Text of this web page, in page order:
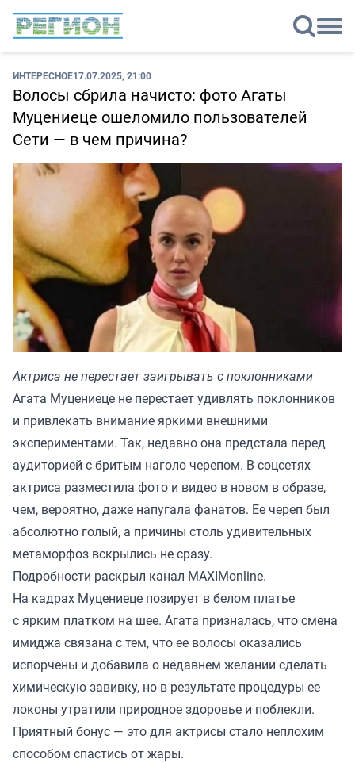
ИНТЕРЕСНОЕ17.07.2025, 21:00
Волосы сбрила начисто: фото Агаты
Муцениеце ошеломило пользователей
Сети — в чем причина?
Актриса не перестает заигрывать с поклонниками
Агата Муцениеце не перестает удивлять поклонников
и привлекать внимание яркими внешними
экспериментами. Так, недавно она предстала перед
аудиторией с бритым наголо черепом. В соцсетях
актриса разместила фото и видео в новом в образе,
чем, вероятно, даже напугала фанатов. Ее череп был
абсолютно голый, а причины столь удивительных
метаморфоз вскрылись не сразу.
Подробности раскрыл канал MAXIMonline.
На кадрах Муцениеце позирует в белом платье
с ярким платком на шее. Агата призналась, что смена
имиджа связана с тем, что ее волосы оказались
испорчены и добавила о недавнем желании сделать
химическую завивку, но в результате процедуры ее
локоны утратили природное здоровье и поблекли.
Приятный бонус — это для актрисы стало неплохим
способом спастись от жары.